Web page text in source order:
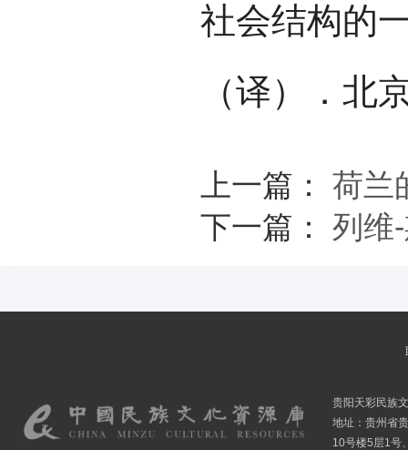
社会结构的
（译）．北
上一篇： 荷兰
下一篇： 列维
贵阳天彩民族
地址：贵州省
10号楼5层1号